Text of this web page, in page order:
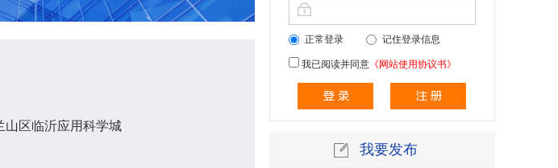
区临沂应用科学城
正常登录 记住登录信息
我已阅读并同意 《网站使用协议书》
我要发布